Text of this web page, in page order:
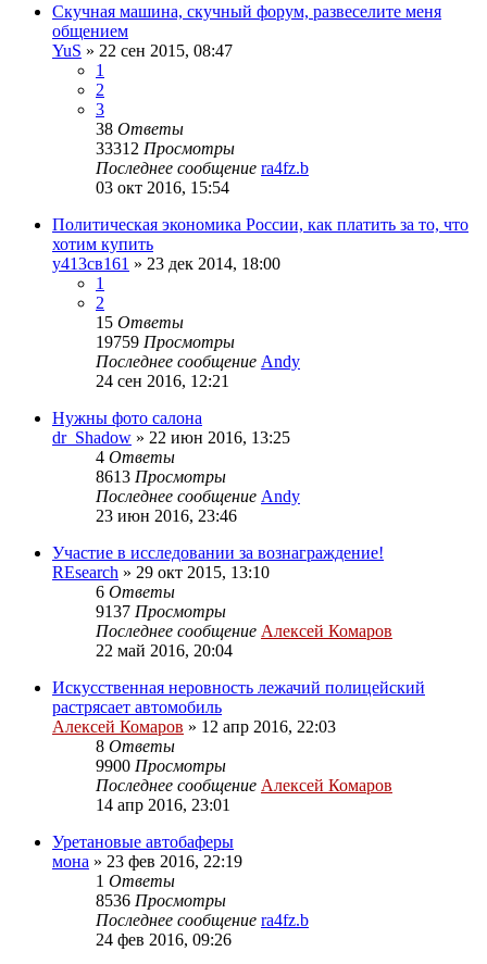
Скучная машина, скучный форум, развеселите меня
общением
YuS » 22 сен 2015, 08:47
1
2
3
38 Ответы
33312 Просмотры
Последнее сообщение ra4fz.b
03 окт 2016, 15:54
Политическая экономика России, как платить за то, что
хотим купить
у413св161 » 23 дек 2014, 18:00
1
2
15 Ответы
19759 Просмотры
Последнее сообщение Andy
24 сен 2016, 12:21
Нужны фото салона
dr_Shadow » 22 июн 2016, 13:25
4 Ответы
8613 Просмотры
Последнее сообщение Andy
23 июн 2016, 23:46
Участие в исследовании за вознаграждение!
REsearch » 29 окт 2015, 13:10
6 Ответы
9137 Просмотры
Последнее сообщение Алексей Комаров
22 май 2016, 20:04
Искусственная неровность лежачий полицейский
растрясает автомобиль
Алексей Комаров » 12 апр 2016, 22:03
8 Ответы
9900 Просмотры
Последнее сообщение Алексей Комаров
14 апр 2016, 23:01
Уретановые автобаферы
мона » 23 фев 2016, 22:19
1 Ответы
8536 Просмотры
Последнее сообщение ra4fz.b
24 фев 2016, 09:26